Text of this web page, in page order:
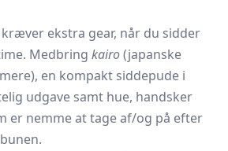
kræver ekstra gear, når du sidder
Medbring kairo(japanske
en kompakt siddepude i
udgave samt hue, handsker
er nemme at tage af/og på efter